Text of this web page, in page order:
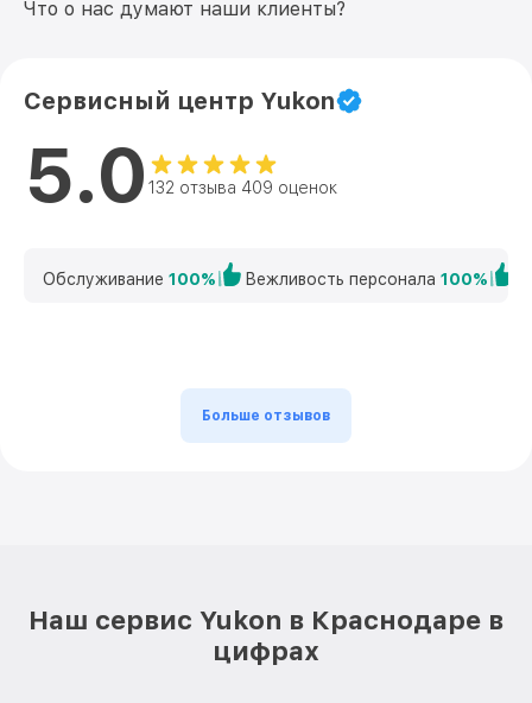
Что о нас думают наши клиенты?
Сервисный центр Yukon
5.0 132 отзыва 409 оценок
Обслуживание 100% Вежливость персонала 100%
Больше отзывов
Наш сервис Yukon в Краснодаре в
цифрах